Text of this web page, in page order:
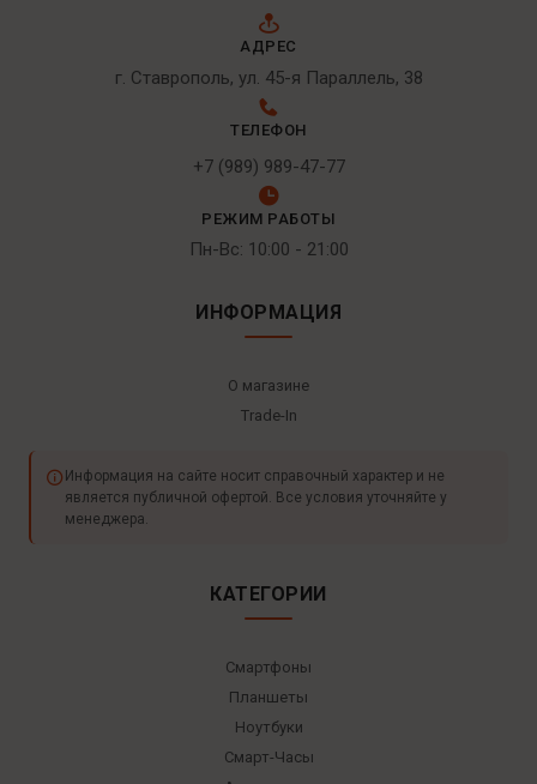
АДРЕС
г. Ставрополь, ул. 45-я Параллель, 38
ТЕЛЕФОН
+7 (989) 989-47-77
РЕЖИМ РАБОТЫ
Пн-Вс: 10:00 - 21:00
ИНФОРМАЦИЯ
О магазине
Trade-In
Информация на сайте носит справочный характер и не
является публичной офертой. Все условия уточняйте у
менеджера.
КАТЕГОРИИ
Смартфоны
Планшеты
Ноутбуки
Смарт-Часы